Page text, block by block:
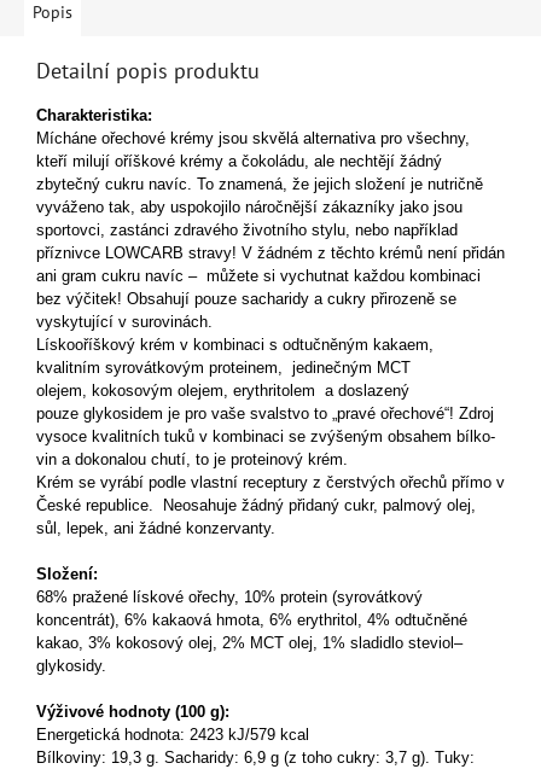
Popis
Detailní popis produktu
Charakteristika:
Mícháne ořechové krémy jsou skvělá alternativa pro všechny,
kteří milují oříškové krémy a čokoládu, ale nechtějí žádný
zbytečný cukru navíc. To znamená, že jejich složení je nutričně
vyváženo tak, aby uspokojilo náročnější zákazníky jako jsou
sportovci, zastánci zdravého životního stylu, nebo například
příznivce LOWCARB stravy! V žádném z těchto krémů není přidán
ani gram cukru navíc – můžete si vychutnat každou kombinaci
bez výčitek! Obsahují pouze sacharidy a cukry přirozeně se
vyskytující v surovinách.
Lískooříškový krém v kombinaci s odtučněným kakaem,
kvalitním syro­vátkovým proteinem, je­dinečným MCT
olejem, kokosovým olejem, erythrito­lem a doslazený
pouze glykosi­dem je pro vaše svalstvo to „pravé ořechové“! Zdroj
vysoce kvalitních tuků v kombinaci se zvýšeným obsahem bílko­
vin a dokonalou chutí, to je proteinový krém.
Krém se vyrábí podle vlastní receptury z čerstvých ořechů přímo v
České republice.
Neosahuje žádný přidaný cukr, palmový olej,
sůl, lepek, ani žádné konzervanty.
Složení:
68% pražené lískové ořechy, 10% protein (syrovátkový
koncentrát), 6% kakaová hmota, 6% erythritol, 4% odtučněné
kakao, 3% kokosový olej, 2% MCT olej, 1% sladidlo steviol–
glykosidy.
Výživové hodnoty (100 g):
Energetická hodnota: 2423 kJ/579 kcal
Bílkoviny: 19,3 g. Sacharidy: 6,9 g (z toho cukry: 3,7 g). Tuky: